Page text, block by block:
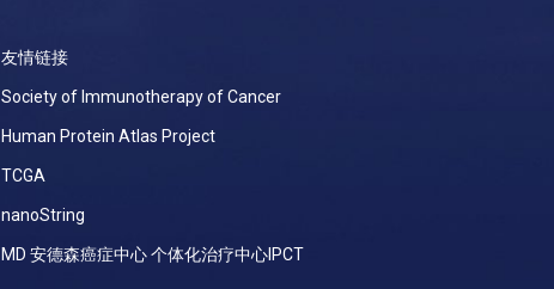
友情链接
Society of Immunotherapy of Cancer
Human Protein Atlas Project
TCGA
nanoString
MD 安德森癌症中心 个体化治疗中心IPCT